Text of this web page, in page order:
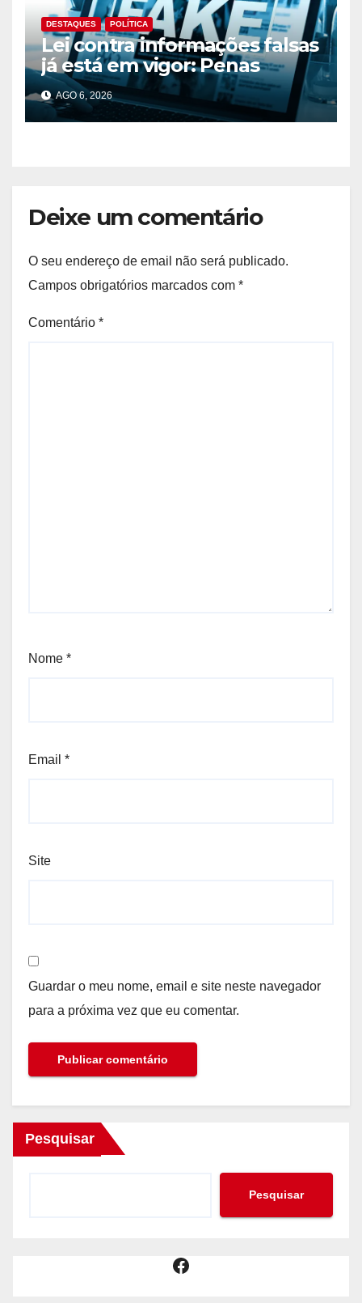
DESTAQUES POLÍTICA
Lei contra informações falsas
já está em vigor: Penas
podem chegar aos 10 anos
de prisão
AGO 6, 2026
Deixe um comentário
O seu endereço de email não será publicado.
Campos obrigatórios marcados com *
Comentário *
Nome *
Email *
Site
Guardar o meu nome, email e site neste navegador
para a próxima vez que eu comentar.
Pesquisar
Pesquisar
Facebook